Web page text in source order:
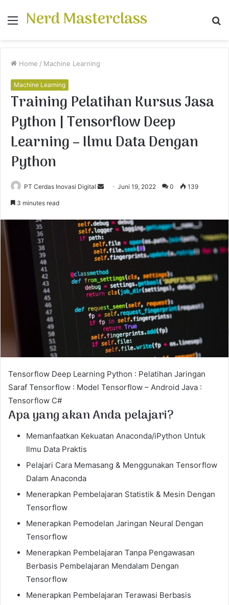
Menu
Nerd Masterclass
Home / Machine Learning
Machine Learning
Training Pelatihan Kursus Jasa
Python | Tensorflow Deep
Learning – Ilmu Data Dengan
Python
PT Cerdas Inovasi Digital
d
a
n
e
m
a
i
l
Juni 19, 2022 0 139
3 minutes read
Tensorflow Deep Learning Python : Pelatihan Jaringan
Saraf Tensorflow : Model Tensorflow – Android Java :
Tensorflow C#
Apa yang akan Anda pelajari?
Memanfaatkan Kekuatan Anaconda/iPython Untuk
Ilmu Data Praktis
Pelajari Cara Memasang & Menggunakan Tensorflow
Dalam Anaconda
Menerapkan Pembelajaran Statistik & Mesin Dengan
Tensorflow
Menerapkan Pemodelan Jaringan Neural Dengan
Tensorflow
Menerapkan Pembelajaran Tanpa Pengawasan
Berbasis Pembelajaran Mendalam Dengan
Tensorflow
Menerapkan Pembelajaran Terawasi Berbasis